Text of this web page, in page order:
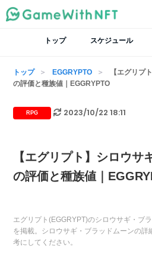
トップ スケジュール
トップ EGGRYPTO
【エグリプ
の評価と種族値｜EGGRYPTO
RPG 2023/10/22 18:11
【エグリプト】シロウサ
の評価と種族値｜
エグリプト(EGGRYPT)のシロウサギ・ブ
を掲載。シロウサギ・ブラッドムーンの詳
考にしてください。